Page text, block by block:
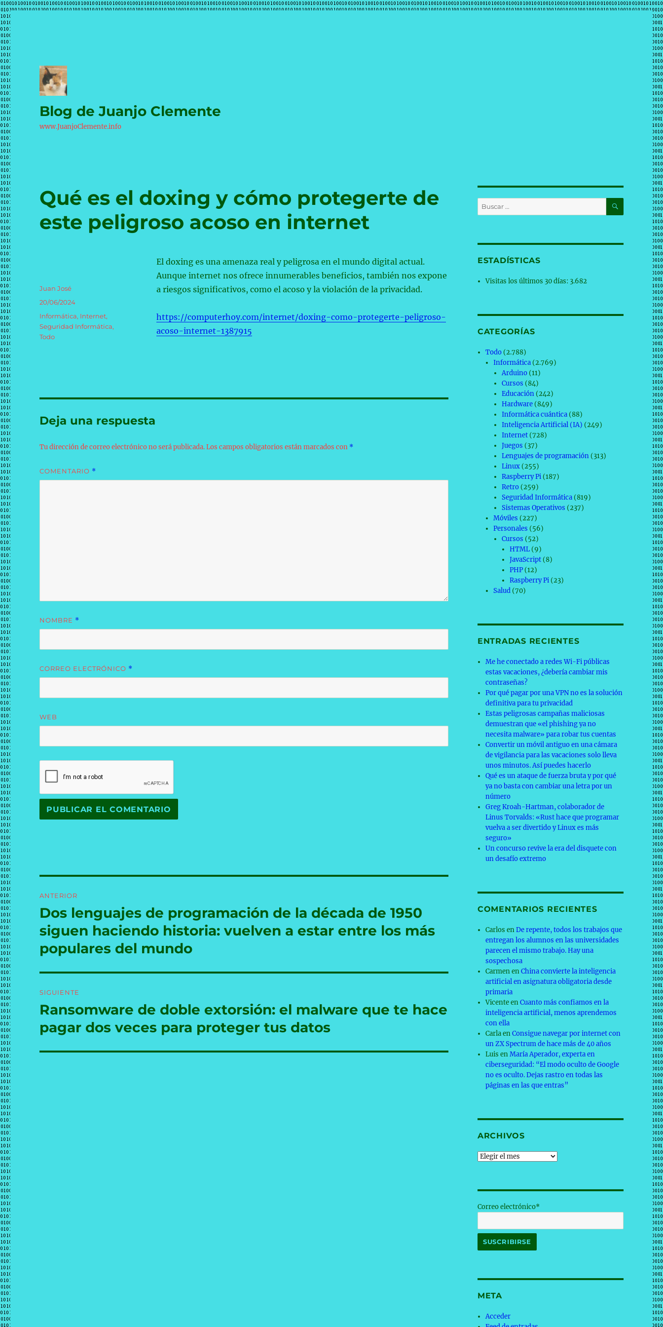
Blog de Juanjo Clemente
www.JuanjoClemente.info
Qué es el doxing y cómo protegerte de
este peligroso acoso en internet
El doxing es una amenaza real y peligrosa en el mundo digital actual.
Aunque internet nos ofrece innumerables beneficios, también nos expone
a riesgos significativos, como el acoso y la violación de la privacidad.
https://computerhoy.com/internet/doxing-como-protegerte-peligroso-
acoso-internet-1387915
Autor
Juan José
Publicado
20/06/2024
Categorías
Informática, Internet,
Seguridad Informática,
Todo
Deja una respuesta
Tu dirección de correo electrónico no será publicada.Los campos obligatorios están marcados con *
COMENTARIO *
NOMBRE *
CORREO ELECTRÓNICO *
WEB
de
entradas
ANTERIOR
Entrada
anterior:
Dos lenguajes de programación de la década de 1950
siguen haciendo historia: vuelven a estar entre los más
populares del mundo
SIGUIENTE
Entrada
Ransomware de doble extorsión: el malware que te hace
pagar dos veces para proteger tus datos
Buscar
por:
BUSCAR
ESTADÍSTICAS
Visitas los últimos 30 días: 3.682
CATEGORÍAS
Todo (2.788)
Informática (2.769)
Arduino(11)
Cursos (84)
Educación(242)
Hardware(849)
Informática cuántica(88)
Inteligencia Artificial (IA) (249)
Internet(728)
Juegos (37)
Lenguajes de programación(313)
Linux(255)
Raspberry Pi(187)
Retro(259)
Seguridad Informática(819)
Sistemas Operativos (237)
Móviles (227)
Personales (56)
Cursos (52)
HTML(9)
JavaScript(8)
PHP(12)
Raspberry Pi(23)
Salud (70)
ENTRADAS RECIENTES
Me he conectado a redes Wi-Fi públicas
estas vacaciones, ¿debería cambiar mis
contraseñas?
Por qué pagar por una VPN no es la solución
definitiva para tu privacidad
Estas peligrosas campañas maliciosas
demuestran que «el phishing ya no
necesita malware» para robar tus cuentas
Convertir un móvil antiguo en una cámara
de vigilancia para las vacaciones solo lleva
unos minutos. Así puedes hacerlo
Qué es un ataque de fuerza bruta y por qué
ya no basta con cambiar una letra por un
número
Greg Kroah-Hartman, colaborador de
Linus Torvalds: «Rust hace que programar
vuelva a ser divertido y Linux es más
seguro»
Un concurso revive la era del disquete con
un desafío extremo
COMENTARIOS RECIENTES
Carlos enDe repente, todos los trabajos que
entregan los alumnos en las universidades
parecen el mismo trabajo. Hay una
sospechosa
CarmenenChina convierte la inteligencia
artificial en asignatura obligatoria desde
primaria
VicenteenCuanto más confiamos en la
inteligencia artificial, menos aprendemos
con ella
CarlaenConsigue navegar por internet con
un ZX Spectrum de hace más de 40 años
Luis enMaría Aperador, experta en
ciberseguridad: “El modo oculto de Google
no es oculto. Dejas rastro en todas las
páginas en las que entras”
ARCHIVOS
Archivos
Correo electrónico*
META
Acceder